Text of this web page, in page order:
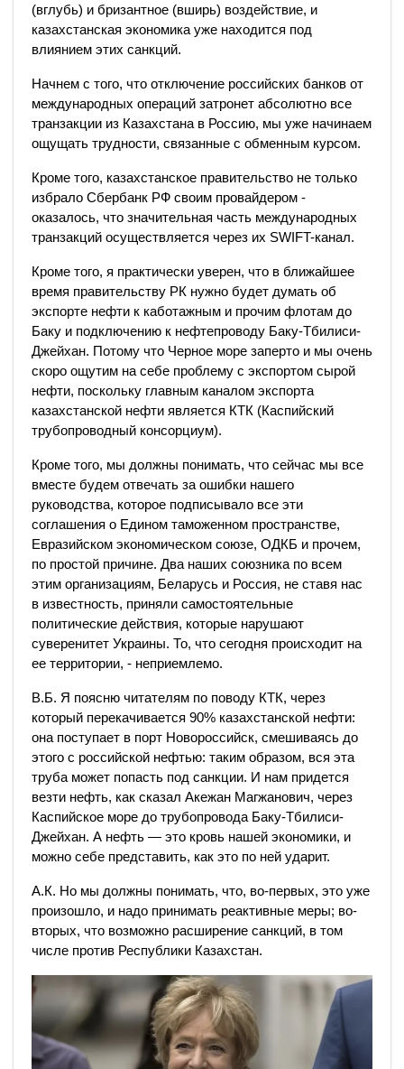
(вглубь) и бризантное (вширь) воздействие, и
казахстанская экономика уже находится под
влиянием этих санкций.
Начнем с того, что отключение российских банков от
международных операций затронет абсолютно все
транзакции из Казахстана в Россию, мы уже начинаем
ощущать трудности, связанные с обменным курсом.
Кроме того, казахстанское правительство не только
избрало Сбербанк РФ своим провайдером -
оказалось, что значительная часть международных
транзакций осуществляется через их SWIFT-канал.
Кроме того, я практически уверен, что в ближайшее
время правительству РК нужно будет думать об
экспорте нефти к каботажным и прочим флотам до
Баку и подключению к нефтепроводу Баку-Тбилиси-
Джейхан. Потому что Черное море заперто и мы очень
скоро ощутим на себе проблему с экспортом сырой
нефти, поскольку главным каналом экспорта
казахстанской нефти является КТК (Каспийский
трубопроводный консорциум).
Кроме того, мы должны понимать, что сейчас мы все
вместе будем отвечать за ошибки нашего
руководства, которое подписывало все эти
соглашения о Едином таможенном пространстве,
Евразийском экономическом союзе, ОДКБ и прочем,
по простой причине. Два наших союзника по всем
этим организациям, Беларусь и Россия, не ставя нас
в известность, приняли самостоятельные
политические действия, которые нарушают
суверенитет Украины. То, что сегодня происходит на
ее территории, - неприемлемо.
В.Б. Я поясню читателям по поводу КТК, через
который перекачивается 90% казахстанской нефти:
она поступает в порт Новороссийск, смешиваясь до
этого с российской нефтью: таким образом, вся эта
труба может попасть под санкции. И нам придется
везти нефть, как сказал Акежан Магжанович, через
Каспийское море до трубопровода Баку-Тбилиси-
Джейхан. А нефть — это кровь нашей экономики, и
можно себе представить, как это по ней ударит.
А.К. Но мы должны понимать, что, во-первых, это уже
произошло, и надо принимать реактивные меры; во-
вторых, что возможно расширение санкций, в том
числе против Республики Казахстан.